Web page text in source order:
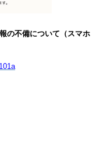
の不備について（スマホ